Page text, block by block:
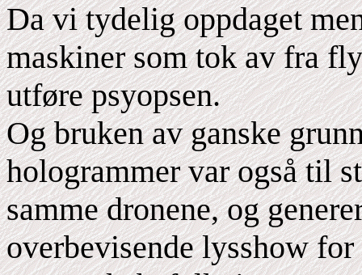
Da vi tydelig oppdaget
maskiner som tok av fra
utføre psyopsen.
Og bruken av ganske
hologrammer var også til
samme dronene, og
overbevisende lysshow